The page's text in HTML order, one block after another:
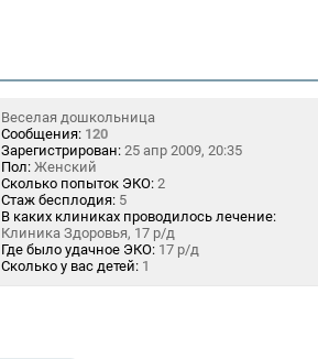
Веселая дошкольница
Сообщения: 120
Зарегистрирован: 25 апр 2009, 20:35
Пол: Женский
Сколько попыток ЭКО: 2
Стаж бесплодия: 5
В каких клиниках проводилось лечение:
Клиника Здоровья, 17 р/д
Где было удачное ЭКО: 17 р/д
Сколько у вас детей: 1